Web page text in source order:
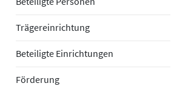
Trägereinrichtung
Beteiligte Einrichtungen
Förderung